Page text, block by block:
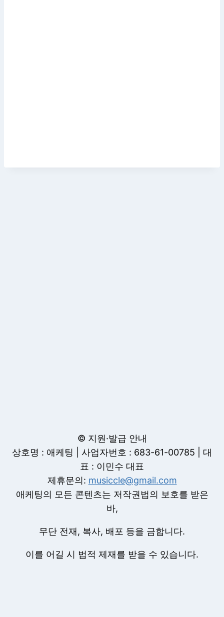
© 지원·발급 안내
상호명 : 애케팅 | 사업자번호 : 683-61-00785 | 대
표 : 이민수 대표
제휴문의: musiccle@gmail.com
애케팅의 모든 콘텐츠는 저작권법의 보호를 받은
바,
무단 전재, 복사, 배포 등을 금합니다.
이를 어길 시 법적 제재를 받을 수 있습니다.